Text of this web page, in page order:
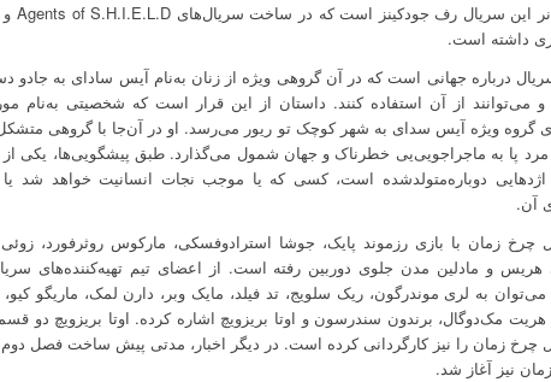
داشته است.
درباره جهانی است که در آن گروهی ویژه از زنان به‌نام آیس سادای به جادو
و می‌توانند از آن استفاده کنند. داستان از این قرار است که شخصیتی به‌نام
گروه ویژه آیس سدای به شهر کوچک تو ریور می‌رسد. او در آن‌جا با گروهی متشکل
پا به ماجراجویی‌یی خطرناک و جهان شمول می‌گذارد. طبق پیشگویی‌ها، یکی
اژدهایی دوباره‌متولدشده است، کسی که یا موجب نجات انسانیت خواهد شد
آن.
چرخ زمان با بازی رزموند پایک، جوشا استرادوفسکی، مارکوس روثرفورد، زوئی
هریس و مادلین مدن جلوی دوربین رفته است. از اعضای تیم تهیه‌کننده‌‌های
به لری موندرگون، ریک سلویج، تد فیلد، مایک وبر، دارن لمک، ماریگو کیو،
هریت مک‌دوگال، برندون سندرسون و اوتا بریزویچ اشاره کرده. اوتا بریزویچ دو
چرخ زمان را نیز کارگردانی کرده است. در دیگر اخبار، مدتی پیش ساخت فصل
نیز آغاز شد.